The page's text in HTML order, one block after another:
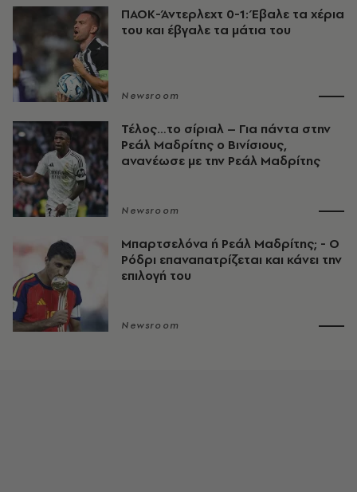
ΠΑΟΚ-Άντερλεχτ 0-1: Έβαλε τα χέρια
του και έβγαλε τα μάτια του
Newsroom
Τέλος…το σίριαλ – Για πάντα στην
Ρεάλ Μαδρίτης ο Βινίσιους,
ανανέωσε με την Ρεάλ Μαδρίτης
Newsroom
Μπαρτσελόνα ή Ρεάλ Μαδρίτης; - Ο
Ρόδρι επαναπατρίζεται και κάνει την
επιλογή του
Newsroom